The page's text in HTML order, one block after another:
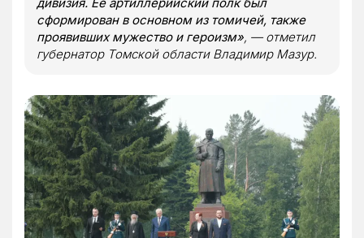
дивизия. Ее артиллерийский полк был
сформирован в основном из томичей, также
проявивших мужество и героизм», — отметил
губернатор Томской области Владимир Мазур.